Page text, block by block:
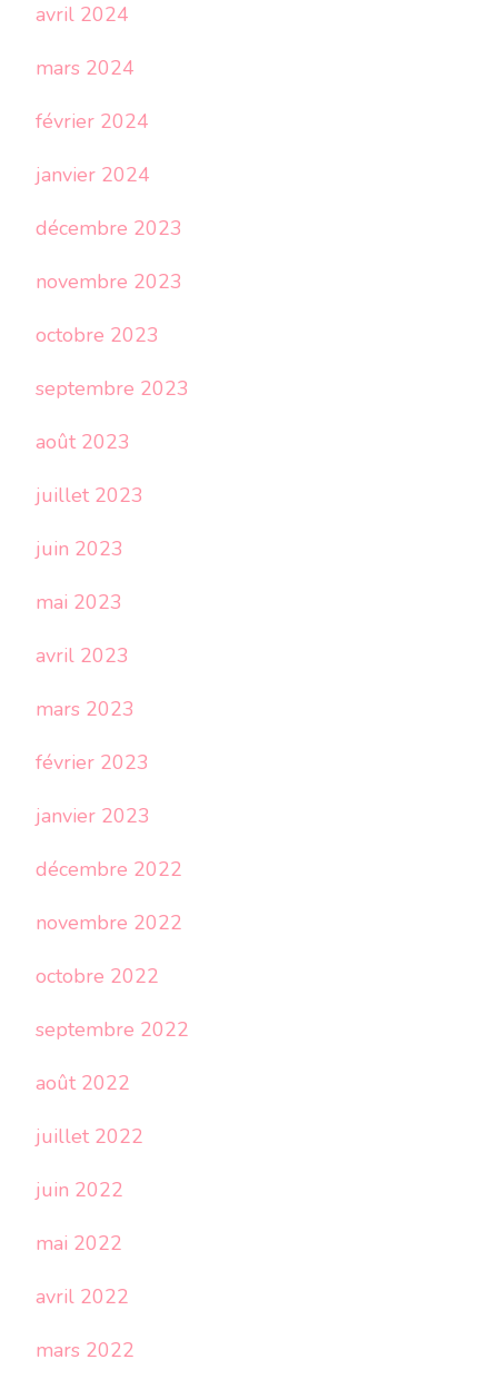
avril 2024
mars 2024
février 2024
janvier 2024
décembre 2023
novembre 2023
octobre 2023
septembre 2023
août 2023
juillet 2023
juin 2023
mai 2023
avril 2023
mars 2023
février 2023
janvier 2023
décembre 2022
novembre 2022
octobre 2022
septembre 2022
août 2022
juillet 2022
juin 2022
mai 2022
avril 2022
mars 2022